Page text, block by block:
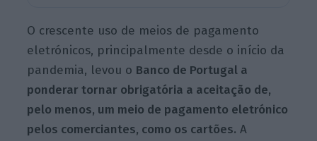
O crescente uso de meios de pagamento
eletrónicos, principalmente desde o início da
pandemia, levou o Banco de Portugal a
ponderar tornar obrigatória a aceitação de,
pelo menos, um meio de pagamento eletrónico
pelos comerciantes, como os cartões. A